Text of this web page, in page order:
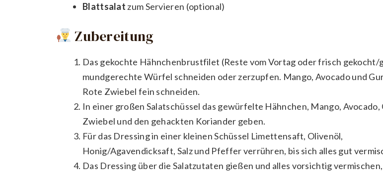
Blattsalat zum Servieren (optional)
Zubereitung
Das gekochte Hähnchenbrustfilet (Reste vom Vortag oder frisch gekocht/
mundgerechte Würfel schneiden oder zerzupfen. Mango, Avocado und
Rote Zwiebel fein schneiden.
In einer großen Salatschüssel das gewürfelte Hähnchen, Mango, Avocado,
Zwiebel und den gehackten Koriander geben.
Für das Dressing in einer kleinen Schüssel Limettensaft, Olivenöl,
Honig/Agavendicksaft, Salz und Pfeffer verrühren, bis sich alles gut
Das Dressing über die Salatzutaten gießen und alles vorsichtig